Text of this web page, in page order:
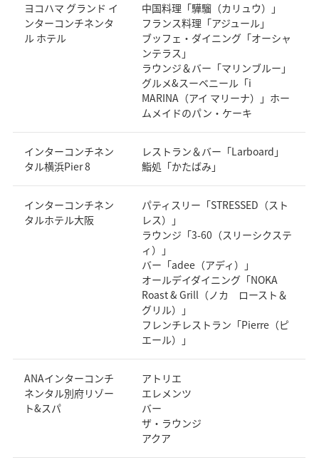
ヨコハマ グランド イ
ンターコンチネンタ
ル ホテル
中国料理「驊騮（カリュウ）」
フランス料理「アジュール」
ブッフェ・ダイニング「オーシャ
ンテラス」
ラウンジ＆バー「マリンブルー」
グルメ&スーベニール「i
MARINA（アイ マリーナ）」ホー
ムメイドのパン・ケーキ
インターコンチネン
タル横浜Pier 8
レストラン＆バー「Larboard」
鮨処「かたばみ」
インターコンチネン
タルホテル大阪
パティスリー「STRESSED（スト
レス）」
ラウンジ「3-60（スリーシクステ
ィ）」
バー「adee（アディ）」
オールデイダイニング「NOKA
Roast & Grill（ノカ ロースト＆
グリル）」
フレンチレストラン「Pierre（ピ
エール）」
ANAインターコンチ
ネンタル別府リゾー
ト&スパ
アトリエ
エレメンツ
バー
ザ・ラウンジ
アクア